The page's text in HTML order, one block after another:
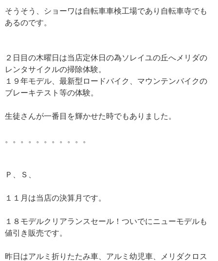
そうそう、ショーワは自転車車検工場であり自転車寺でも
あるのです。
２日目の木曜日は当店定休日の為ソレイユの丘へメリダの
レンタサイクルの掃除体験。
１９年モデル、最新型ロードバイク、マウンテンバイクの
ブレーキテスト等の体験。
生徒さんが一番目を輝かせた時でもありました。
。。。。。。。。。。。
Ｐ、Ｓ、
１１月は当店の決算月です。
１８モデルクリアランスセール！ついでにニューモデルも
値引き販売です。
昨日はアルミ折りたたみ車、アルミ幼児車、メリダクロス